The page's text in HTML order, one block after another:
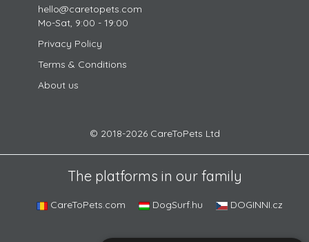
hello@caretopets.com
Mo-Sat, 9:00 - 19:00
Privacy Policy
Terms & Conditions
About us
© 2018-2026 CareToPets Ltd
The platforms in our family
CareToPets.com DogSurf.hu DOGINNI.cz